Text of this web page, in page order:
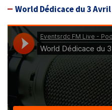
World Dédicace du 3 Avril